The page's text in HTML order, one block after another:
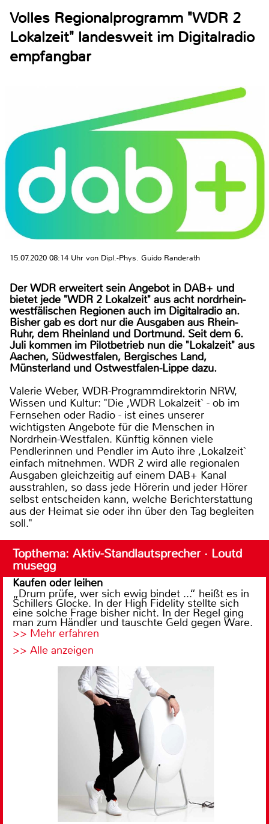
Volles Regionalprogramm "WDR 2
Lokalzeit" landesweit im Digitalradio
empfangbar
15.07.2020 08:14 Uhr von Dipl.-Phys. Guido Randerath
Der WDR erweitert sein Angebot in DAB+ und
bietet jede "WDR 2 Lokalzeit" aus acht nordrhein-
westfälischen Regionen auch im Digitalradio an.
Bisher gab es dort nur die Ausgaben aus Rhein-
Ruhr, dem Rheinland und Dortmund. Seit dem 6.
Juli kommen im Pilotbetrieb nun die "Lokalzeit" aus
Aachen, Südwestfalen, Bergisches Land,
Münsterland und Ostwestfalen-Lippe dazu.
Valerie Weber, WDR-Programmdirektorin NRW,
Wissen und Kultur: "Die ,WDR Lokalzeit` - ob im
Fernsehen oder Radio - ist eines unserer
wichtigsten Angebote für die Menschen in
Nordrhein-Westfalen. Künftig können viele
Pendlerinnen und Pendler im Auto ihre ,Lokalzeit`
einfach mitnehmen. WDR 2 wird alle regionalen
Ausgaben gleichzeitig auf einem DAB+ Kanal
ausstrahlen, so dass jede Hörerin und jeder Hörer
selbst entscheiden kann, welche Berichterstattung
aus der Heimat sie oder ihn über den Tag begleiten
soll."
Topthema: Aktiv-Standlautsprecher · Loutd
musegg
Kaufen oder leihen
„Drum prüfe, wer sich ewig bindet ...“ heißt es in
Schillers Glocke. In der High Fidelity stellte sich
eine solche Frage bisher nicht. In der Regel ging
man zum Händler und tauschte Geld gegen Ware.
>> Mehr erfahren
>> Alle anzeigen